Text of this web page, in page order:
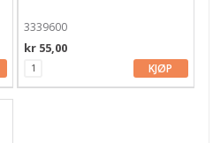
3339600
kr 55,00
KJØP